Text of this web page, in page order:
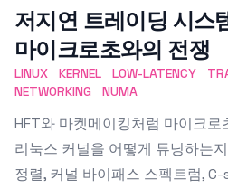
저지연 트레이딩 시스
마이크로초와의 전쟁
LINUX KERNEL LOW-LATENCY
NETWORKING
NUMA
HFT와 마켓메이킹처럼 마이크
리눅스 커널을 어떻게 튜닝하는
정렬, 커널 바이패스 스펙트럼,